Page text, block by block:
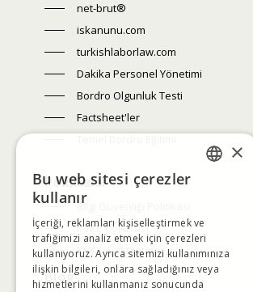
net-brut®
iskanunu.com
turkishlaborlaw.com
Dakika Personel Yönetimi
Bordro Olgunluk Testi
Factsheet'ler
Politikalar
Bilgi Güvenliği Politikası
KVKK Politikası
KVKK Aydınlatma
Blog
×
Bu web sitesi çerezler
kullanır
İçeriği, reklamları kişiselleştirmek ve
trafiğimizi analiz etmek için çerezleri
kullanıyoruz. Ayrıca sitemizi kullanımınıza
ilişkin bilgileri, onlara sağladığınız veya
hizmetlerini kullanmanız sonucunda